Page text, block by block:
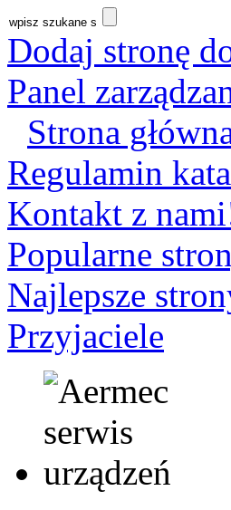
Dodaj stronę
Panel
Strona
Regulamin
Kontakt z
Popularne
Najlepsze
Przyjaciele